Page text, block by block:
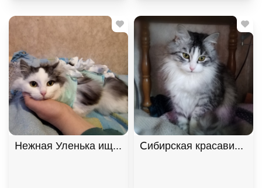
Нежная Уленька ищет дом, 8 мес. В дар!,
Сибирская красавица